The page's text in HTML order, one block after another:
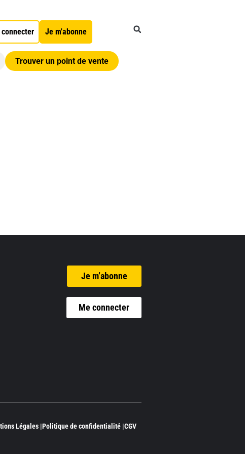
connecter Je m'abonne
Trouver un point de vente
Je m’abonne
Me connecter
Légales |Politique de confidentialité |CGV